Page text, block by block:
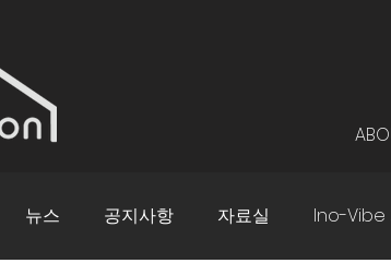
뉴스 공지사항 자료실 Ino-Vibe